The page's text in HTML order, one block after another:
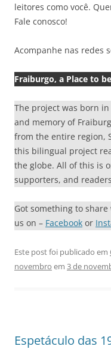
leitores como você.
Fale conosco!
Acompanhe nas redes
Fraiburgo, a Place to
The project was born
and memory of
from the entire region,
this bilingual project
the globe. All of this is
supporters, and
Got something to
us on – Facebook or
Este post foi publicado em
novembro em 3 de
Espetáculo das